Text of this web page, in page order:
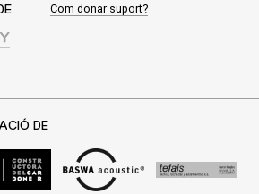
Com donar suport?
DE